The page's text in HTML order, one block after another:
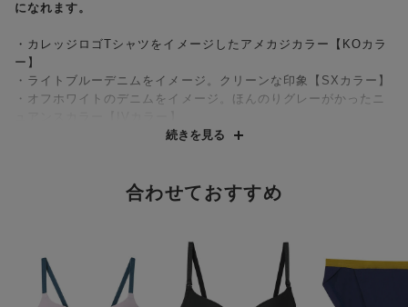
になれます。
・カレッジロゴTシャツをイメージしたアメカジカラー【KOカラ
ー】
・ライトブルーデニムをイメージ。クリーンな印象【SXカラー】
・オフホワイトのデニムをイメージ。ほんのりグレーがかったニ
・無彩色のグレー合わせでクールテイスト【OBカラー】
・ホワイトステッチでイマドキベーシック【BLカラー】
-----------------------------------------------------------------------
・デニムをイメージしたステッチがポイントのカジュアルデザイ
続きを見る
合わせておすすめ